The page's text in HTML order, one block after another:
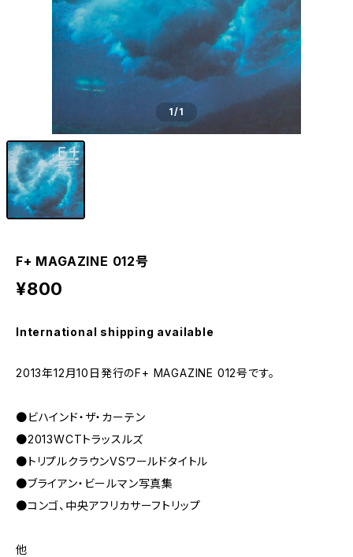
1/1
F+ MAGAZINE 012号
¥800
International shipping available
2013年12月10日発行のF+ MAGAZINE 012号です。
●ビハインド・ザ・カーテン
●2013WCTトラッスルズ
●トリプルクラウンVSワールドタイトル
●ブライアン・ビールマン写真集
●コンゴ、中央アフリカサーフトリップ
他